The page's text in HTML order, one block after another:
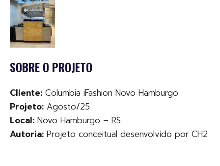
SOBRE O PROJETO
Cliente: Columbia iFashion Novo Hamburgo
Projeto: Agosto/25
Local: Novo Hamburgo – RS
Autoria: Projeto conceitual desenvolvido por CH2